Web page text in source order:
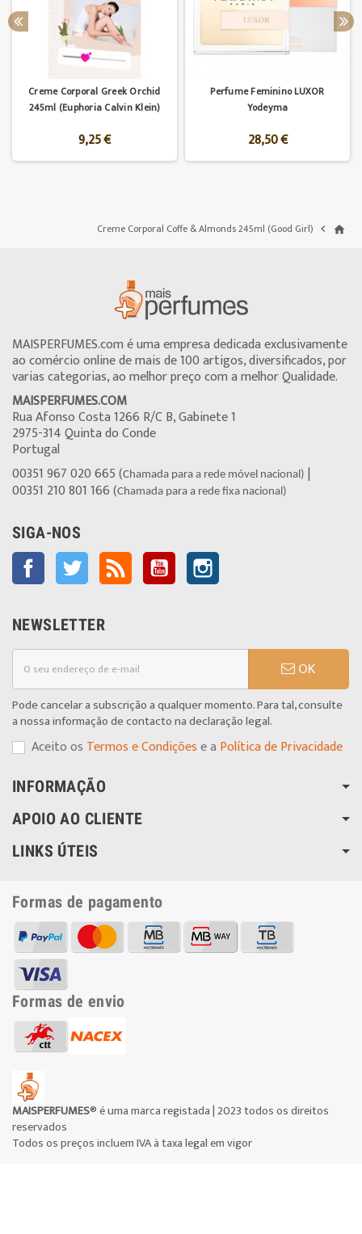
Creme Corporal Greek Orchid
245ml (Euphoria Calvin Klein)
9,25 €
Perfume Feminino LUXOR
Yodeyma
28,50 €
home

Creme Corporal Coffe & Almonds 245ml (Good Girl)
MAISPERFUMES.com é uma empresa dedicada exclusivamente
ao comércio online de mais de 100 artigos, diversificados, por
varias categorias, ao melhor preço com a melhor Qualidade.
MAISPERFUMES.COM
Rua Afonso Costa 1266 R/C B, Gabinete 1
2975-314 Quinta do Conde
Portugal
00351 967 020 665 (Chamada para a rede móvel nacional) |
00351 210 801 166 (Chamada para a rede fixa nacional)
SIGA-NOS
Facebook Twitter Rss YouTube
NEWSLETTER
OK
Pode cancelar a subscrição a qualquer momento. Para tal, consulte
a nossa informação de contacto na declaração legal.
Aceito os Termos e Condiçõese a Política de Privacidade
INFORMAÇÃO
APOIO AO CLIENTE
LINKS ÚTEIS
Formas de pagamento
Formas de envio
MAISPERFUMES® é uma marca registada | 2023 todos os direitos
reservados
Todos os preços incluem IVA à taxa legal em vigor